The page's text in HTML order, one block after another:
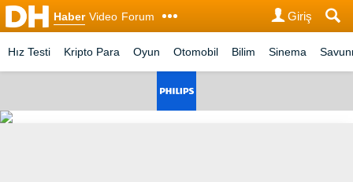
Haber Video Forum Giriş
Hız Testi Kripto Para Oyun Otomobil Bilim Sinema